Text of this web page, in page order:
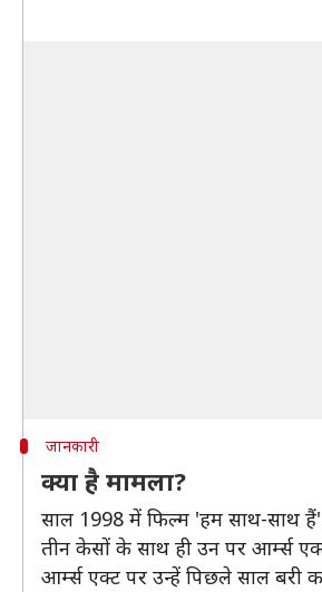
जानकारी
क्या है मामला?
साल 1998 में फिल्म 'हम साथ-साथ हैं'
तीन केसों के साथ ही उन पर आर्म्स
आर्म्स एक्ट पर उन्हें पिछले साल बरी